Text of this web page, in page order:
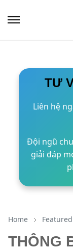
TƯ
Liên hệ
Đội ngũ
giải đáp
Home Featured
THÔNG